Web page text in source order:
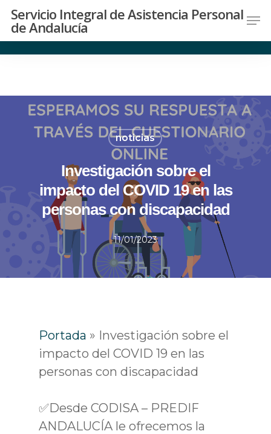
jQuery(document).ready(function($){ $('.logo
a').attr('href',
'https://asistenciapersonalcodisa.org'); });
Servicio Integral de Asistencia Personal
de Andalucía
noticias
Investigación sobre el
impacto del COVID 19 en las
personas con discapacidad
11/01/2023
Portada » Investigación sobre el
impacto del COVID 19 en las
personas con discapacidad
✅Desde CODISA – PREDIF
ANDALUCÍA le ofrecemos la